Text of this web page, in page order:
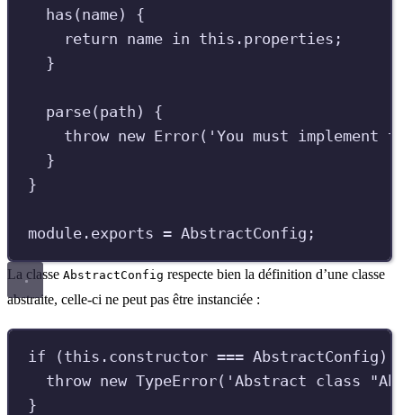
has ( name)
{
return name in this . properties ;
}
parse( path )
{
throw new Error( 'You must implement
}
}
module . exports = AbstractConfig ;
La classe AbstractConfig respecte bien la définition d’une classe
abstraite, celle-ci ne peut pas être instanciée :
if ( this . constructor === AbstractConfig )
throw new TypeError( 'Abstract class
}